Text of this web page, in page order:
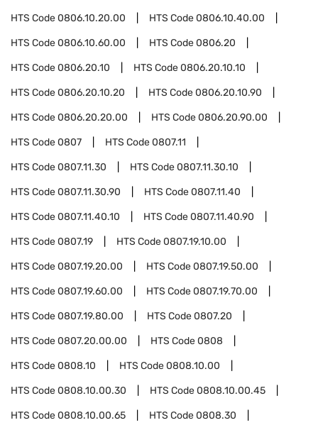
HTS Code0806.10.20.00 HTS Code0806.10.40.00
HTS Code0806.10.60.00 HTS Code0806.20
HTS Code0806.20.10 HTS Code0806.20.10.10
HTS Code0806.20.10.20 HTS Code0806.20.10.90
HTS Code0806.20.20.00 HTS Code0806.20.90.00
HTS Code0807 HTS Code0807.11
HTS Code0807.11.30 HTS Code0807.11.30.10
HTS Code0807.11.30.90 HTS Code0807.11.40
HTS Code0807.11.40.10 HTS Code0807.11.40.90
HTS Code0807.19 HTS Code0807.19.10.00
HTS Code0807.19.20.00 HTS Code0807.19.50.00
HTS Code0807.19.60.00 HTS Code0807.19.70.00
HTS Code0807.19.80.00 HTS Code0807.20
HTS Code0807.20.00.00 HTS Code0808
HTS Code0808.10 HTS Code0808.10.00
HTS Code0808.10.00.30 HTS Code0808.10.00.45
HTS Code0808.10.00.65 HTS Code0808.30